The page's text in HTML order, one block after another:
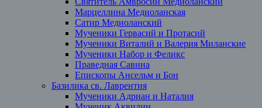
Марцеллина Медиоланская
Сатир Медиоланский
Мученики Гервасий и Протасий
Мученики Виталий и Валерия Миланские
Мученики Набор и Феликс
Праведная Савина
Епископы Ансельм и Бон
Базилика св. Лаврентия
Мученики Адриан и Наталия